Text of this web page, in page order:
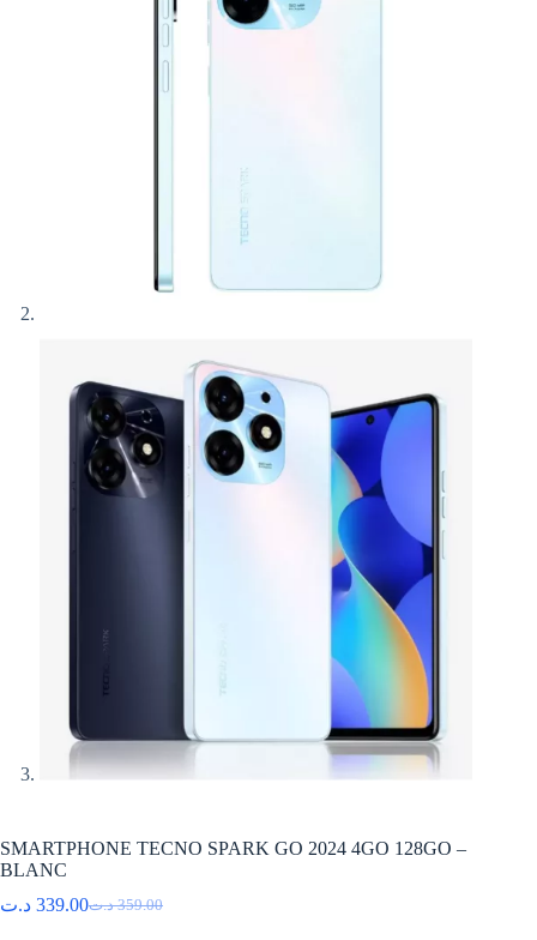
SMARTPHONE TECNO SPARK GO 2024 4GO 128GO –
BLANC
359.00 د.تLe
339.00 د.ت
Le